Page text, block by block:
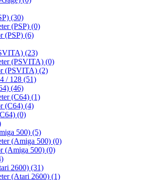
(30)
(PSP) (0)
(PSP) (6)
(23)
(PSVITA) (0)
(PSVITA) (2)
/ 128 (51)
(46)
(C64) (1)
(C64) (4)
(0)
500) (5)
(Amiga 500) (0)
(Amiga 500) (0)
2600) (31)
(Atari 2600) (1)